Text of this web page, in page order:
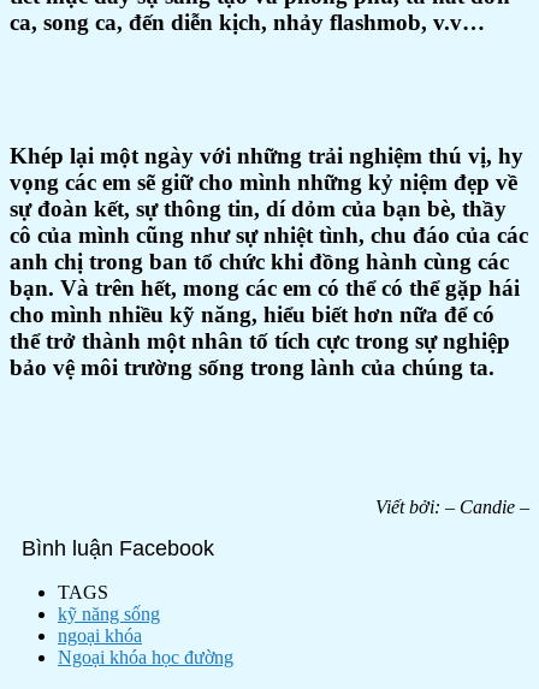
ca, song ca, đến diễn kịch, nhảy flashmob, v.v…
Khép lại một ngày với những trải nghiệm thú vị, hy
vọng các em sẽ giữ cho mình những kỷ niệm đẹp về
sự đoàn kết, sự thông tin, dí dỏm của bạn bè, thầy
cô của mình cũng như sự nhiệt tình, chu đáo của các
anh chị trong ban tổ chức khi đồng hành cùng các
bạn. Và trên hết, mong các em có thể có thể gặp hái
cho mình nhiều kỹ năng, hiểu biết hơn nữa để có
thể trở thành một nhân tố tích cực trong sự nghiệp
bảo vệ môi trường sống trong lành của chúng ta.
Viết bởi: – Candie –
Bình luận Facebook
TAGS
kỹ năng sống
ngoại khóa
Ngoại khóa học đường